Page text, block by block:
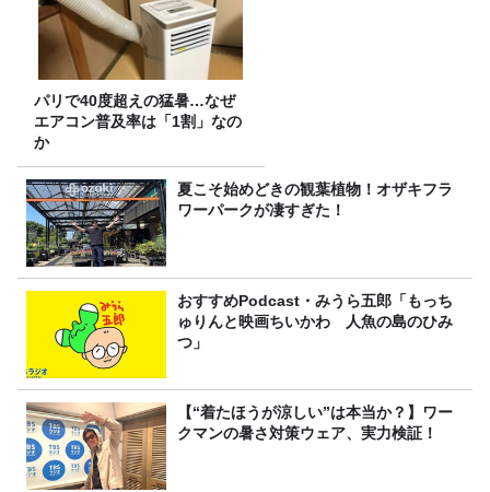
パリで40度超えの猛暑…なぜ
エアコン普及率は「1割」なの
か
夏こそ始めどきの観葉植物！オザキフラ
ワーパークが凄すぎた！
おすすめPodcast・みうら五郎「もっち
ゅりんと映画ちいかわ 人魚の島のひみ
つ」
【“着たほうが涼しい”は本当か？】ワー
クマンの暑さ対策ウェア、実力検証！